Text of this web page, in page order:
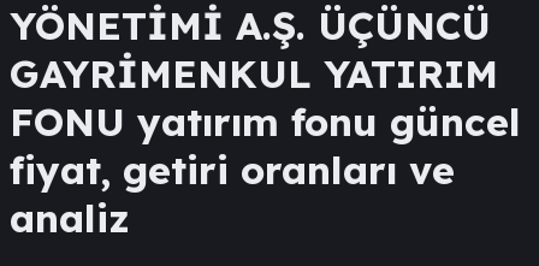
YÖNETİMİ A.Ş. ÜÇÜNCÜ
GAYRİMENKUL YATIRIM
FONU yatırım fonu güncel
fiyat, getiri oranları ve
analiz